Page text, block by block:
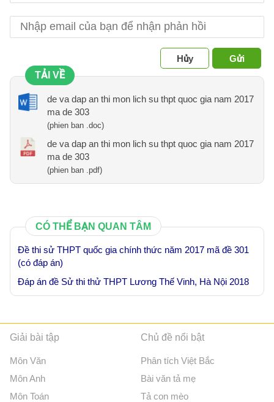
Hủy
Gửi
TẢI VỀ
de va dap an thi mon lich su thpt quoc gia nam 2017
ma de 303
(phien ban .doc)
de va dap an thi mon lich su thpt quoc gia nam 2017
ma de 303
(phien ban .pdf)
CÓ THỂ BẠN QUAN TÂM
Đề thi sử THPT quốc gia chính thức năm 2017 mã đề 301
(có đáp án)
Đáp án đề Sử thi thử THPT Lương Thế Vinh, Hà Nội 2018
Giải bài tập
Môn Văn
Môn Anh
Môn Toán
Chủ đề nổi bật
Phân tích Việt Bắc
Bài văn tả mẹ
Tả con mèo